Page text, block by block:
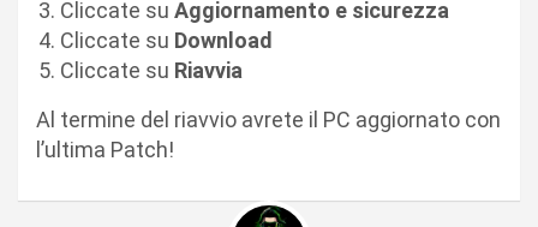
Cliccate su Aggiornamento e sicurezza
Cliccate su Download
Cliccate su Riavvia
Al termine del riavvio avrete il PC aggiornato con
l’ultima Patch!